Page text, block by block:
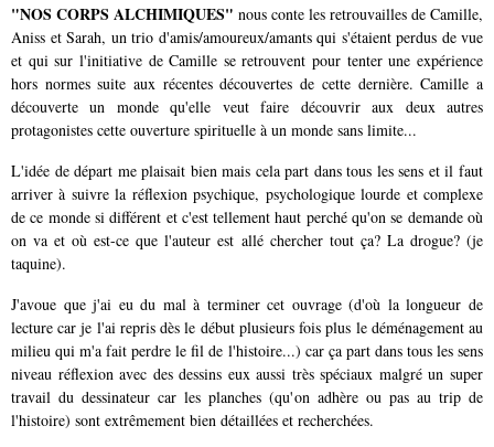
"NOS CORPS ALCHIMIQUES" nous conte les retrouvailles de Camille,
Aniss et Sarah, un trio d'amis/amoureux/amants qui s'étaient perdus de vue
et qui sur l'initiative de Camille se retrouvent pour tenter une expérience
hors normes suite aux récentes découvertes de cette dernière. Camille a
découverte un monde qu'elle veut faire découvrir aux deux autres
protagonistes cette ouverture spirituelle à un monde sans limite...
L'idée de départ me plaisait bien mais cela part dans tous les sens et il faut
arriver à suivre la réflexion psychique, psychologique lourde et complexe
de ce monde si différent et c'est tellement haut perché qu'on se demande où
on va et où est-ce que l'auteur est allé chercher tout ça? La drogue? (je
taquine).
J'avoue que j'ai eu du mal à terminer cet ouvrage (d'où la longueur de
lecture car je l'ai repris dès le début plusieurs fois plus le déménagement au
milieu qui m'a fait perdre le fil de l'histoire...) car ça part dans tous les sens
niveau réflexion avec des dessins eux aussi très spéciaux malgré un super
travail du dessinateur car les planches (qu'on adhère ou pas au trip de
l'histoire) sont extrêmement bien détaillées et recherchées.